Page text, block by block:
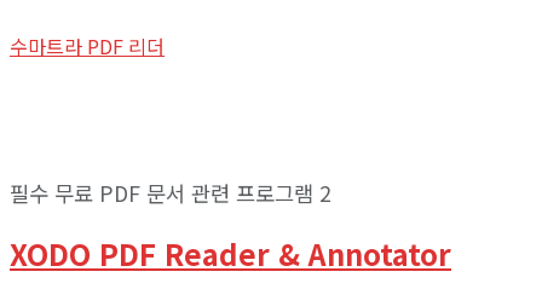
수마트라 PDF 리더
필수 무료 PDF 문서 관련 프로그램 2
XODO PDF Reader & Annotator